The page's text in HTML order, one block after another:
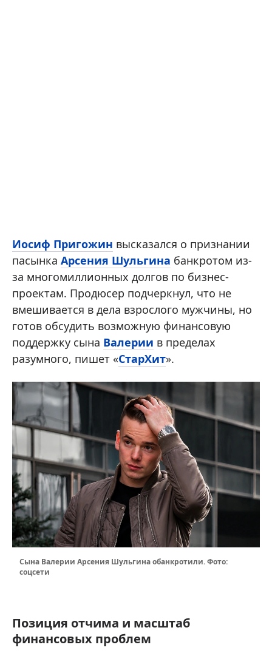
Иосиф Пригожин высказался о признании
пасынка Арсения Шульгина банкротом из-
за многомиллионных долгов по бизнес-
проектам. Продюсер подчеркнул, что не
вмешивается в дела взрослого мужчины, но
готов обсудить возможную финансовую
поддержку сына Валерии в пределах
разумного, пишет «СтарХит».
Сына Валерии Арсения Шульгина обанкротили. Фото:
соцсети
Позиция отчима и масштаб
финансовых проблем